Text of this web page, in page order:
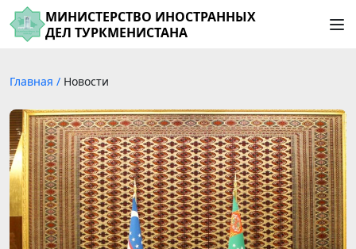
МИНИСТЕРСТВО ИНОСТРАННЫХ
ДЕЛ ТУРКМЕНИСТАНА
Главная / Новости